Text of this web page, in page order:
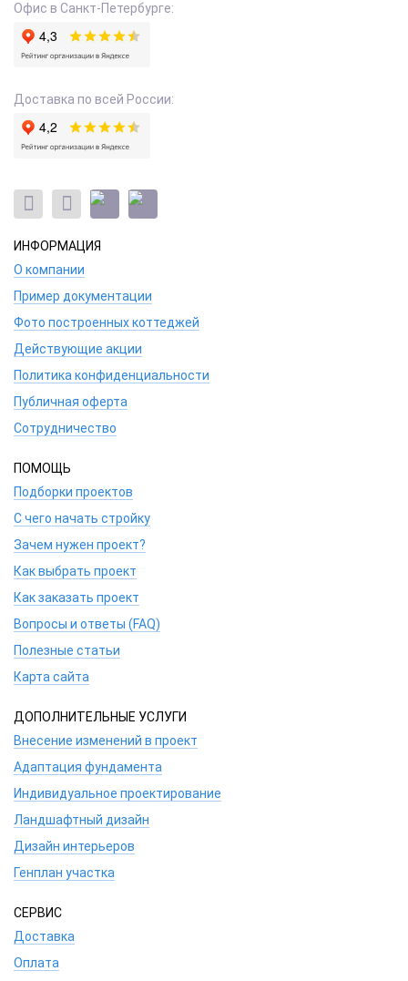
Офис в Санкт-Петербурге:
Доставка по всей России:
ИНФОРМАЦИЯ
О компании
Пример документации
Фото построенных коттеджей
Действующие акции
Политика конфиденциальности
Публичная оферта
Сотрудничество
ПОМОЩЬ
Подборки проектов
С чего начать стройку
Зачем нужен проект?
Как выбрать проект
Как заказать проект
Вопросы и ответы (FAQ)
Полезные статьи
Карта сайта
ДОПОЛНИТЕЛЬНЫЕ УСЛУГИ
Внесение изменений в проект
Адаптация фундамента
Индивидуальное проектирование
Ландшафтный дизайн
Дизайн интерьеров
Генплан участка
СЕРВИС
Доставка
Оплата